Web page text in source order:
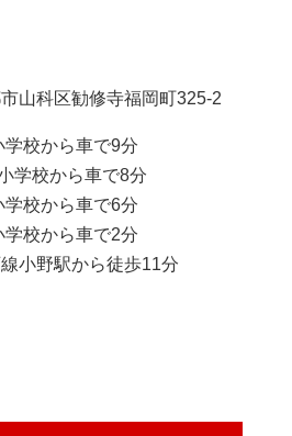
山科区勧修寺福岡町325-2
学校から車で9分
学校から車で8分
学校から車で6分
学校から車で2分
小野駅から徒歩11分